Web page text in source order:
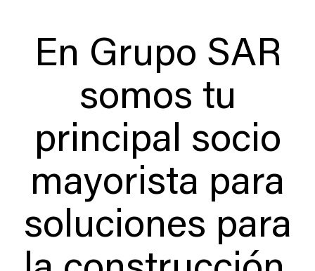
En Grupo SAR
somos tu
principal socio
mayorista para
soluciones para